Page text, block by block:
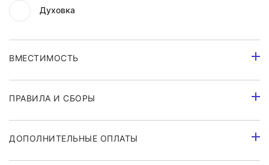
Духовка
ВМЕСТИМОСТЬ
ПРАВИЛА И СБОРЫ
ДОПОЛНИТЕЛЬНЫЕ ОПЛАТЫ